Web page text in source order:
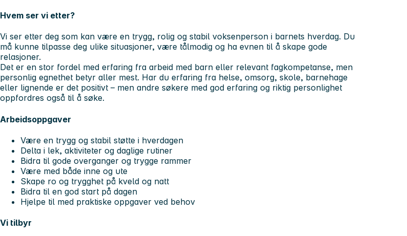
Hvem ser vi etter?
Vi ser etter deg som kan være en trygg, rolig og stabil voksenperson i barnets hverdag. Du
må kunne tilpasse deg ulike situasjoner, være tålmodig og ha evnen til å skape gode
relasjoner.
Det er en stor fordel med erfaring fra arbeid med barn eller relevant fagkompetanse, men
personlig egnethet betyr aller mest. Har du erfaring fra helse, omsorg, skole, barnehage
eller lignende er det positivt – men andre søkere med god erfaring og riktig personlighet
oppfordres også til å søke.
Arbeidsoppgaver
Være en trygg og stabil støtte i hverdagen
Delta i lek, aktiviteter og daglige rutiner
Bidra til gode overganger og trygge rammer
Være med både inne og ute
Skape ro og trygghet på kveld og natt
Bidra til en god start på dagen
Hjelpe til med praktiske oppgaver ved behov
Vi tilbyr